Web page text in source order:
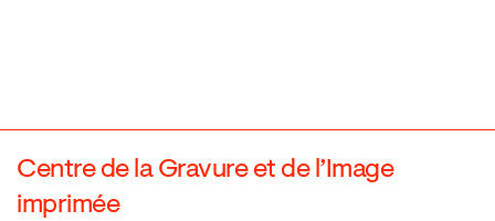
Centre de la Gravure et de l’Image
imprimée